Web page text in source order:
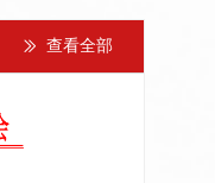
ꅀ 查看全部